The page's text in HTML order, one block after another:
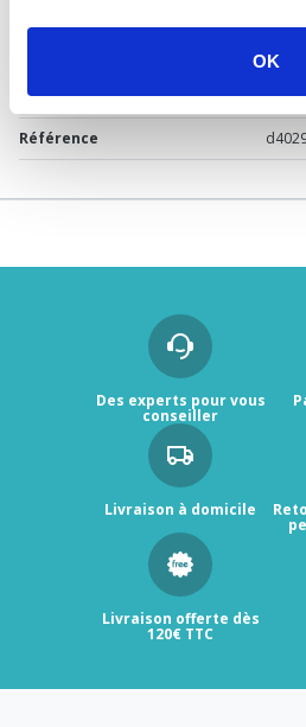
OK
Garantie 2 ans
Référence
Des experts pour vous
conseiller
Livraison à domicile
Livraison offerte dès
120€ TTC